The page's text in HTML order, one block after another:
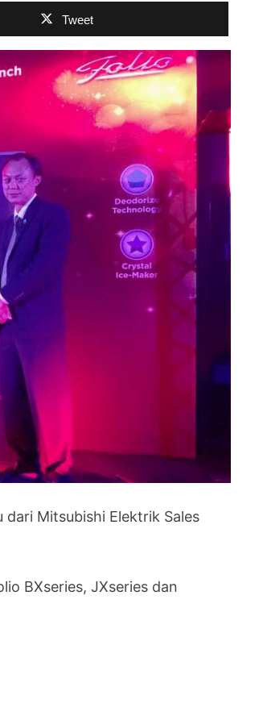
Tweet
Mitsubishi Elektrik Sales
BXseries, JXseries dan